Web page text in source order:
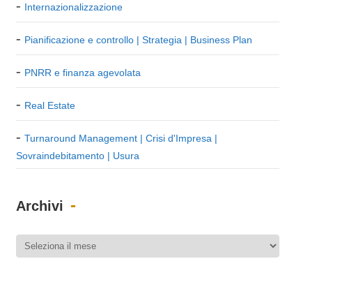
Internazionalizzazione
Pianificazione e controllo | Strategia | Business Plan
PNRR e finanza agevolata
Real Estate
Turnaround Management | Crisi d'Impresa |
Sovraindebitamento | Usura
Archivi